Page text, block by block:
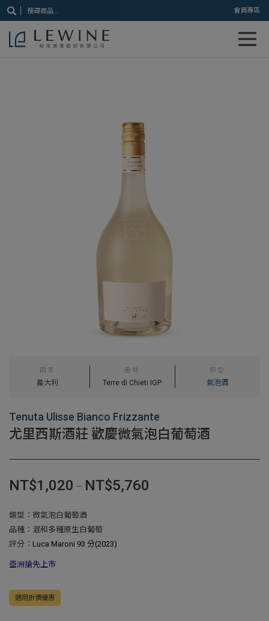
會員專區
國家
義大利
產地
Terre di Chieti IGP
類型
氣泡酒
Tenuta Ulisse Bianco Frizzante
尤里西斯酒莊 歡慶微氣泡白葡萄酒
NT$1,020 – NT$5,760
類型：微氣泡白葡萄酒
品種：混和多種原生白葡萄
評分： Luca Maroni 93 分(2023)
亞洲搶先上市
適用折價優惠